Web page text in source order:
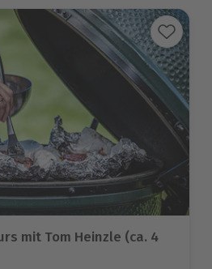
mit Tom Heinzle (ca. 4